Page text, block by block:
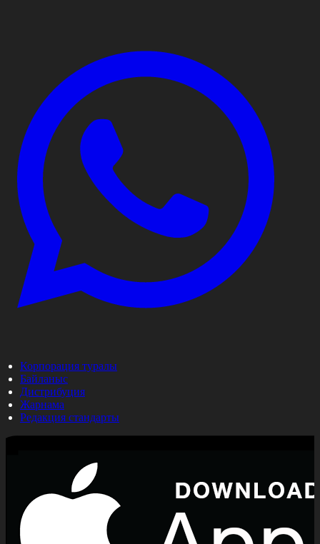
Корпорация туралы
Байланыс
Дистрибуция
Жарнама
Редакция стандарты